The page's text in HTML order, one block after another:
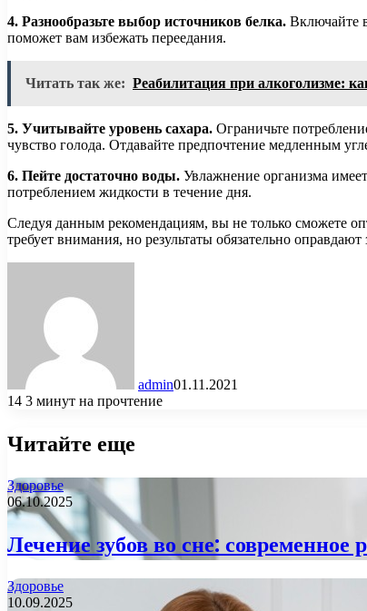
4. Разнообразьте выбор источников белка. Включайте
поможет вам избежать переедания.
Читать так же: Реабилитация при алкоголизме:
5. Учитывайте уровень сахара. Ограничьте
чувство голода. Отдавайте предпочтение медленным
6. Пейте достаточно воды. Увлажнение организма
потреблением жидкости в течение дня.
Следуя данным рекомендациям, вы не только сможете
требует внимания, но результаты обязательно оправдают
admin01.11.2021
14 3 минут на прочтение
Читайте еще
Здоровье
06.10.2025
Лечение зубов во сне: современное
Здоровье
10.09.2025